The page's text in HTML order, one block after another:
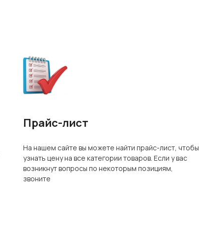
Прайс-лист
На нашем сайте вы можете найти прайс-лист, чтобы
узнать цену на все категории товаров. Если у вас
возникнут вопросы по некоторым позициям,
звоните